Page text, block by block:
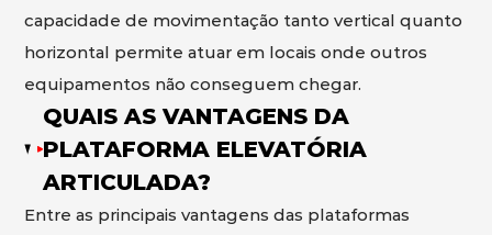
capacidade de movimentação tanto vertical quanto
horizontal permite atuar em locais onde outros
equipamentos não conseguem chegar.
QUAIS AS VANTAGENS DA
PLATAFORMA ELEVATÓRIA
ARTICULADA?
Entre as principais vantagens das plataformas